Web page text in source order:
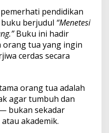
pendidikan
buku berjudul “Menetesi
Buku ini hadir
tua yang ingin
cerdas secara
orang tua adalah
agar tumbuh dan
bukan sekadar
akademik.